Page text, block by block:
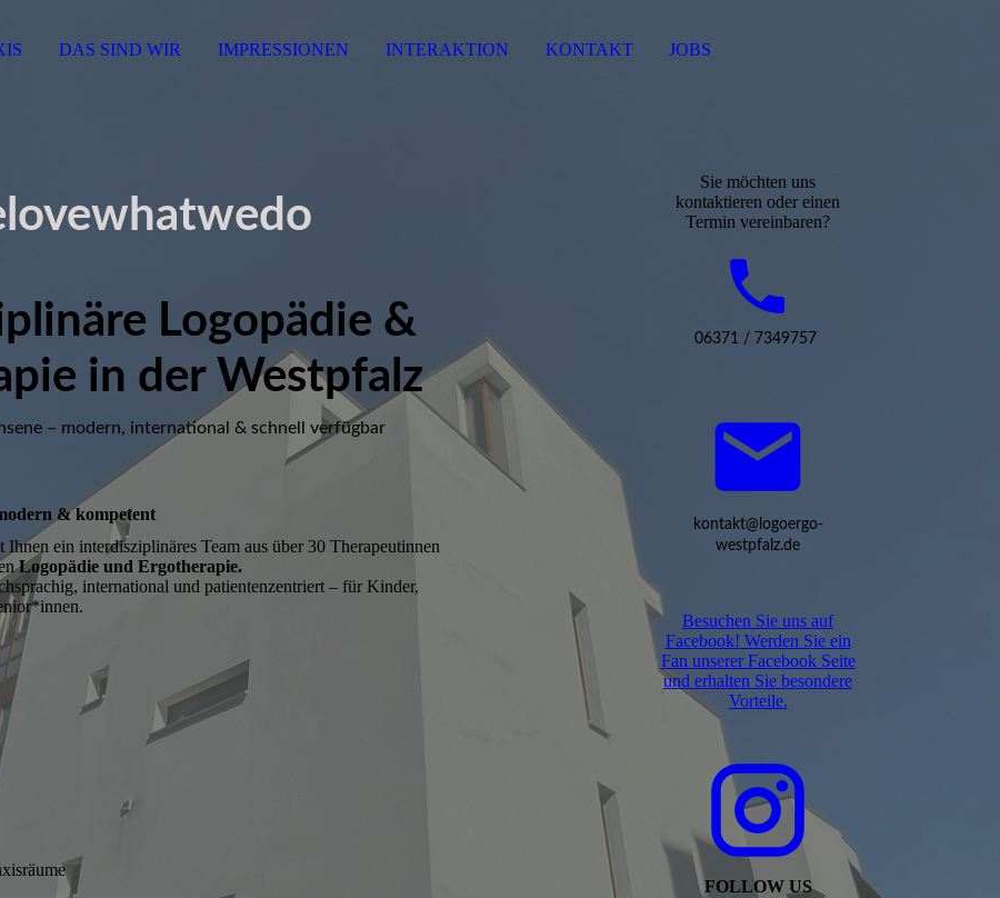
DAS SIND WIR IMPRESSIONEN INTERAKTION KONTAKT JOBS
Logopädie &
in der Westpfalz
– modern, international & schnell verfügbar
& kompetent
Ihnen ein interdisziplinäres Team aus über 30 Therapeutinnen
Logopädie und Ergotherapie.
international und patientenzentriert – für Kinder,
Sie möchten uns
kontaktieren oder einen
Termin vereinbaren?
06371 / 7349757
kontakt@logoergo-
westpfalz.de
Besuchen Sie uns auf
Facebook! Werden Sie ein
Fan unserer Facebook Seite
und erhalten Sie besondere
Vorteile.
FOLLOW US